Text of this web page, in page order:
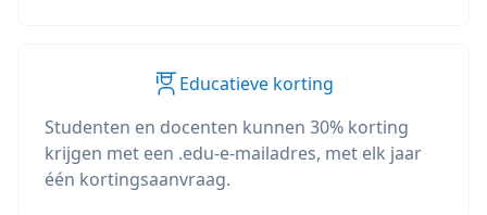
Educatieve korting
Studenten en docenten kunnen 30% korting
krijgen met een .edu-e-mailadres, met elk jaar
één kortingsaanvraag.